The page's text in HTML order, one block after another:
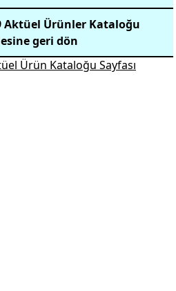
Aktüel Ürünler Kataloğu
geri dön